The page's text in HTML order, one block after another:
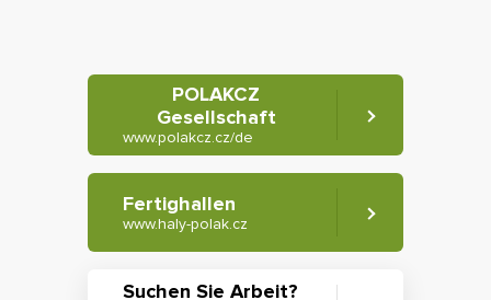
POLAKCZ
Gesellschaft
www.polakcz.cz/de
Fertighallen
www.haly-polak.cz
Suchen Sie Arbeit?